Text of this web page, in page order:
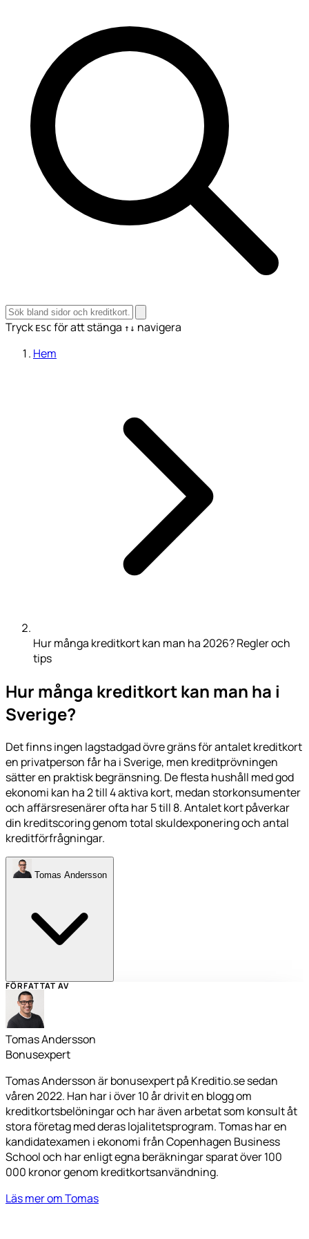
Tryck ESC för att stänga ↑↓ navigera
Hem
Hur många kreditkort kan man ha 2026? Regler och
tips
Hur många kreditkort kan man ha i
Sverige?
Det finns ingen lagstadgad övre gräns för antalet kreditkort
en privatperson får ha i Sverige, men kreditprövningen
sätter en praktisk begränsning. De flesta hushåll med god
ekonomi kan ha 2 till 4 aktiva kort, medan storkonsumenter
och affärsresenärer ofta har 5 till 8. Antalet kort påverkar
din kreditscoring genom total skuldexponering och antal
kreditförfrågningar.
Tomas Andersson
FÖRFATTAT AV
Tomas Andersson
Bonusexpert
Tomas Andersson är bonusexpert på Kreditio.se sedan
våren 2022. Han har i över 10 år drivit en blogg om
kreditkortsbelöningar och har även arbetat som konsult åt
stora företag med deras lojalitetsprogram. Tomas har en
kandidatexamen i ekonomi från Copenhagen Business
School och har enligt egna beräkningar sparat över 100
000 kronor genom kreditkortsanvändning.
Läs mer om Tomas